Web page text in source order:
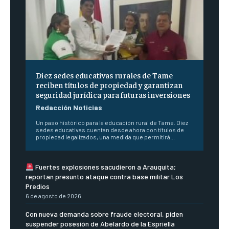
Diez sedes educativas rurales de Tame
reciben títulos de propiedad y garantizan
seguridad jurídica para futuras inversiones
Redacción Noticias
Un paso histórico para la educación rural de Tame. Diez
sedes educativas cuentan desde ahora con títulos de
propiedad legalizados, una medida que permitirá...
Fuertes explosiones sacudieron a Arauquita;
reportan presunto ataque contra base militar Los
Predios
6 de agosto de 2026
Con nueva demanda sobre fraude electoral, piden
suspender posesión de Abelardo de la Espriella